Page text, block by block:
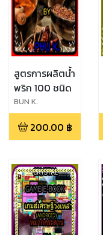
สูตรการผลิตน้ำ
พริก 100 ชนิด
ิBUN K.
200.00 ฿